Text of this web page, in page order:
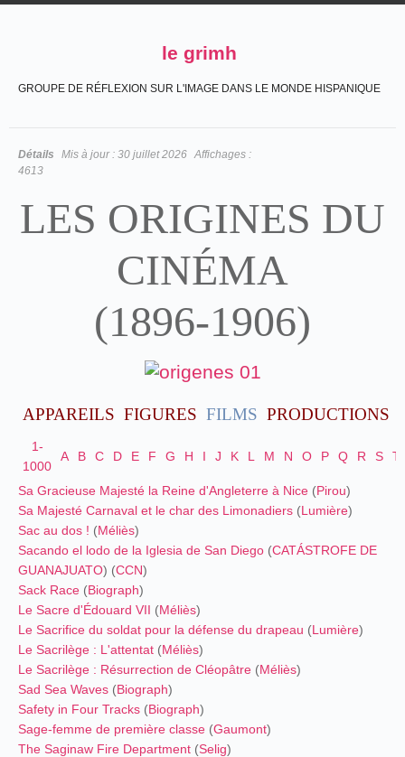
le grimh
GROUPE DE RÉFLEXION SUR L'IMAGE DANS LE MONDE HISPANIQUE
Détails Mis à jour : 30 juillet 2026 Affichages :
4613
LES ORIGINES DU
CINÉMA
(1896-1906)
APPAREILS FIGURES FILMS PRODUCTIONS
1-
1000
A B C D E F G H I J K L M N O P Q R S T
Sa Gracieuse Majesté la Reine d'Angleterre à Nice (Pirou)
Sa Majesté Carnaval et le char des Limonadiers (Lumière)
Sac au dos ! (Méliès)
Sacando el lodo de la Iglesia de San Diego (CATÁSTROFE DE
GUANAJUATO) (CCN)
Sack Race (Biograph)
Le Sacre d'Édouard VII (Méliès)
Le Sacrifice du soldat pour la défense du drapeau (Lumière)
Le Sacrilège : L'attentat (Méliès)
Le Sacrilège : Résurrection de Cléopâtre (Méliès)
Sad Sea Waves (Biograph)
Safety in Four Tracks (Biograph)
Sage-femme de première classe (Gaumont)
The Saginaw Fire Department (Selig)